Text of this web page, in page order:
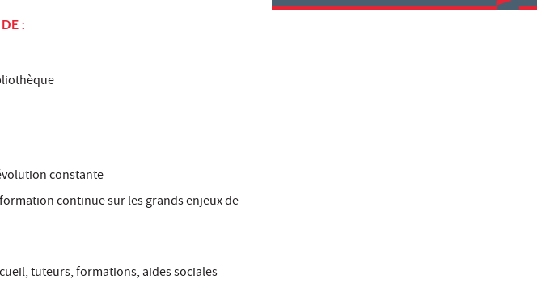
:
constante
continue sur les grands enjeux de
tuteurs, formations, aides sociales